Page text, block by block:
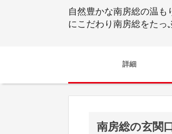
自然豊かな南房総の温
にこだわり南房総をたっ
詳細
南房総の玄関